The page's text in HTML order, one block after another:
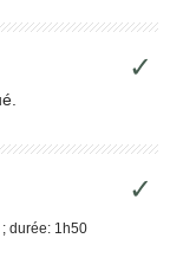
✓
✓
durée: 1h50